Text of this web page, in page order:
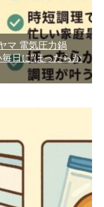
マ 電気圧力鍋
日に“ほったらか